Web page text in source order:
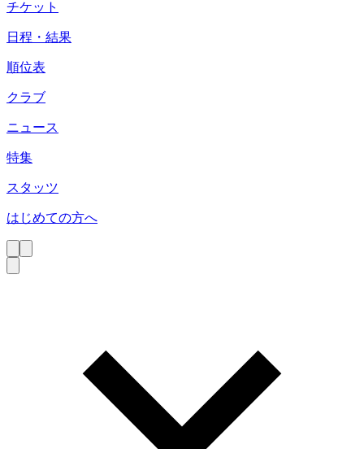
チケット
日程・結果
順位表
クラブ
ニュース
特集
スタッツ
はじめての方へ